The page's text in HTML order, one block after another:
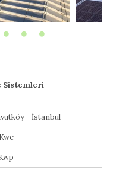
Sistemleri
- İstanbul